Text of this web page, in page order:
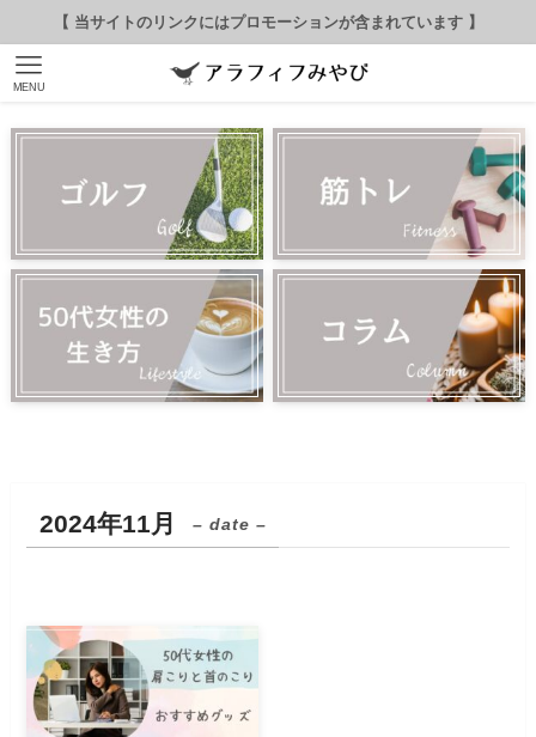
【 当サイトのリンクにはプロモーションが含まれています 】
MENU
2024年11月 – date –